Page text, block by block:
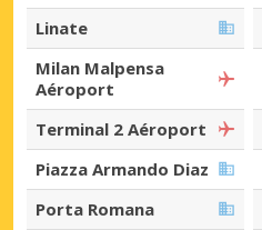
Linate
Milan Malpensa
Aéroport
Terminal 2 Aéroport
Piazza Armando Diaz
Porta Romana